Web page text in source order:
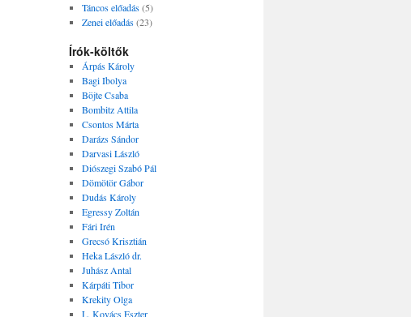
Táncos előadás(5)
Zenei előadás(23)
Írók-költők
Árpás Károly
Bagi Ibolya
Böjte Csaba
Bombitz Attila
Csontos Márta
Darázs Sándor
Darvasi László
Diószegi Szabó Pál
Dömötör Gábor
Dudás Károly
Egressy Zoltán
Fári Irén
Grecsó Krisztián
Heka László dr.
Juhász Antal
Kárpáti Tibor
Krekity Olga
L. Kovács Eszter